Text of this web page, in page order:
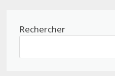
Rechercher